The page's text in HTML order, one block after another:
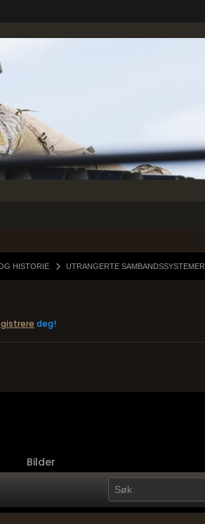
HISTORIE UTRANGERTE SAMBANDSSYSTEMER
deg!
Bilder